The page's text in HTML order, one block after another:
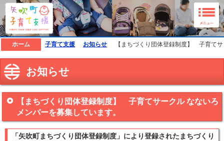
矢吹町子育て支援ホームページ
ホーム 子育て支援 お知らせ 【まちづくり団体登録制度】 子育て
お知らせ
【まちづくり団体登録制度】 子育てサークル なないろ
メンバーを募集しています。
「矢吹町まちづくり団体登録制度」により登録されたまちづくり